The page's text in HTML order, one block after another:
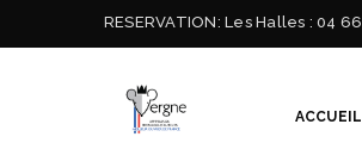
RESERVATION:Les Halles : 04
ACCUEIL